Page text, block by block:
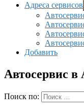
Адреса сервисов
Добавить
Автосервис в
Поиск по: